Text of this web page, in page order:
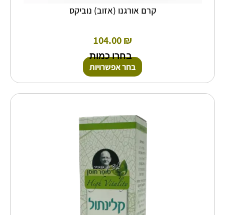
קרם אורגנו (אזוב) נוביקס
104.00₪
בחרו כמות
בחר אפשרויות
יש
מספר
סוגים.
ניתן
לבחור
את
האפשרויות
בעמוד
המוצר